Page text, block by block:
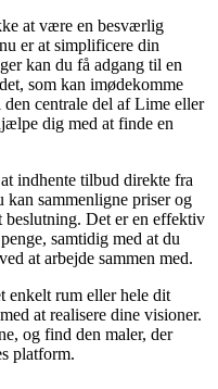
at være en besværlig
er at simplificere din
kan du få adgang til en
som kan imødekomme
centrale del af Lime eller
dig med at finde en
indhente tilbud direkte fra
kan sammenligne priser og
Det er en effektiv
samtidig med at du
at arbejde sammen med.
enkelt rum eller hele dit
at realisere dine visioner.
og find den maler, der
platform.